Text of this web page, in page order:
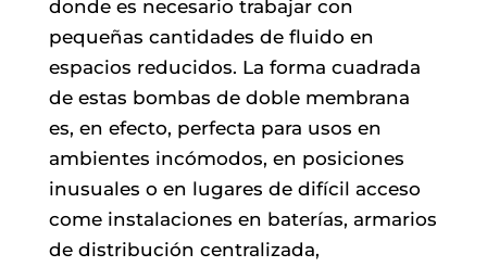
donde es necesario trabajar con
pequeñas cantidades de fluido en
espacios reducidos. La forma cuadrada
de estas bombas de doble membrana
es, en efecto, perfecta para usos en
ambientes incómodos, en posiciones
inusuales o en lugares de difícil acceso
come instalaciones en baterías, armarios
de distribución centralizada,